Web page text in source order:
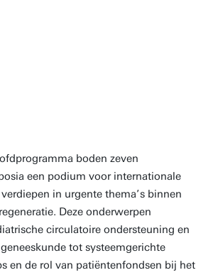
boden zeven
een podium voor internationale
in urgente thema’s binnen
Deze onderwerpen
circulatoire ondersteuning en
tot systeemgerichte
en de rol van patiëntenfondsen bij het